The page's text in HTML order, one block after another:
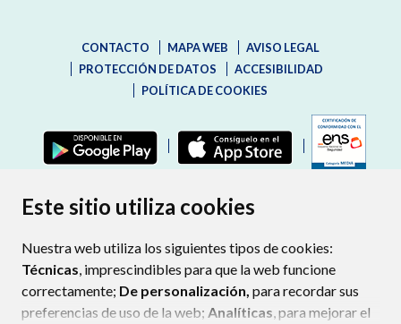
Este sitio utiliza cookies
Nuestra web utiliza los siguientes tipos de cookies:
Técnicas, imprescindibles para que la web funcione
correctamente; De personalización, para recordar sus
preferencias de uso de la web; Analíticas, para mejorar el
CONTACTO MAPA WEB
AVISO LEGAL
PROTECCIÓN DE DATOS
ACCESIBILIDAD
POLÍTICA DE COOKIES